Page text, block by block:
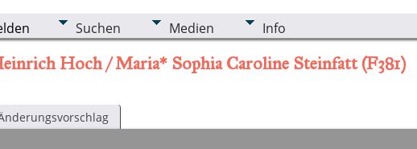
Suchen Medien Info
Hoch / Maria* Sophia Caroline Steinfatt (F381)